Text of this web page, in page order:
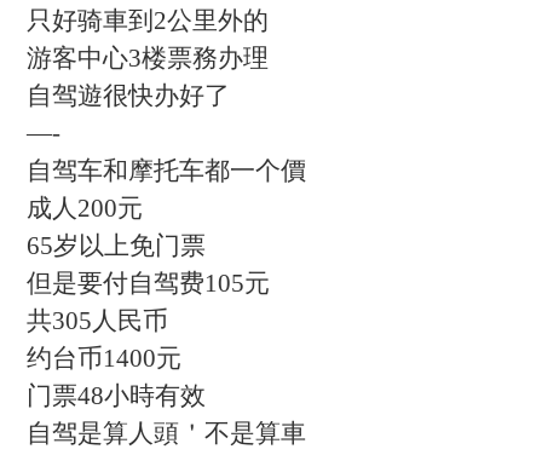
只好骑車到2公里外的
游客中心3楼票務办理
自驾遊很快办好了
—-
自驾车和摩托车都一个價
成人200元
65岁以上免门票
但是要付自驾费105元
共305人民币
约台币1400元
门票48小時有效
自驾是算人頭＇不是算車